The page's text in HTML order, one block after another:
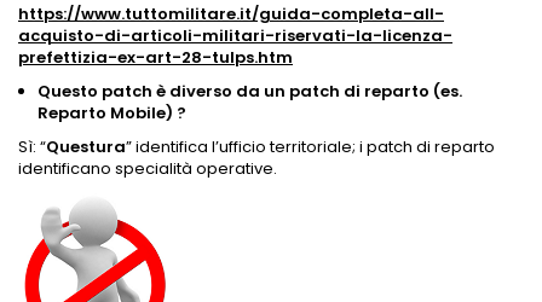
https://www.tuttomilitare.it/guida-completa-all-
acquisto-di-articoli-militari-riservati-la-licenza-
prefettizia-ex-art-28-tulps.htm
Questo patch è diverso da un patch di reparto (es.
Reparto Mobile) ?
Sì: “Questura” identifica l’ufficio territoriale; i patch di reparto
identificano specialità operative.